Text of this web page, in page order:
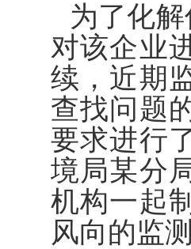
为了化
对该企业
续，近期
查找问题
要求进行
境局某分
机构一起
风向的监测